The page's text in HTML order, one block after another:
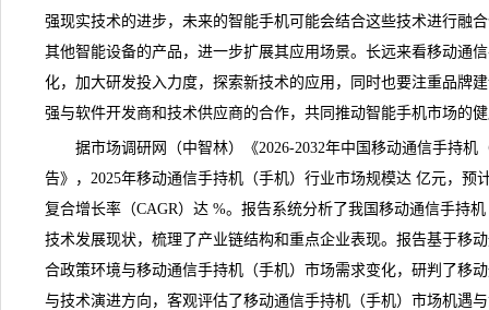
强现实技术的进步，未来的智能手机可能会结合这些技术进行融
其他智能设备的产品，进一步扩展其应用场景。长远来看移动通
化，加大研发投入力度，探索新技术的应用，同时也要注重品牌
强与软件开发商和技术供应商的合作，共同推动智能手机市场的
据市场调研网（中智林）《2026-2032年中国移动通信手持
告》，2025年移动通信手持机（手机）行业市场规模达 亿元，预
复合增长率（CAGR）达 %。报告系统分析了我国移动通信手持
技术发展现状，梳理了产业链结构和重点企业表现。报告基于移
合政策环境与移动通信手持机（手机）市场需求变化，研判了移
与技术演进方向，客观评估了移动通信手持机（手机）市场机遇